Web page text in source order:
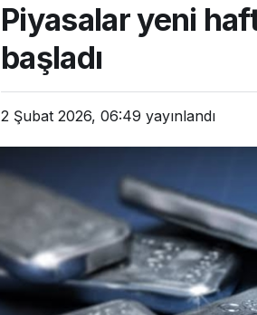
Piyasalar yeni
başladı
2 Şubat 2026, 06:49 yayınlandı